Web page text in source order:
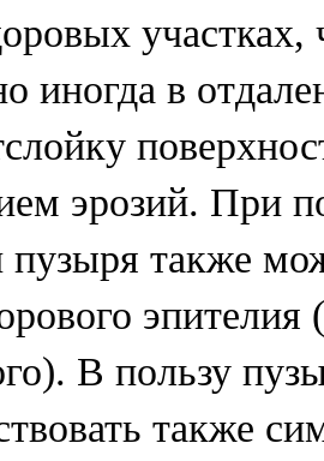
участках,
иногда в
эрозий. При
также
эпителия
В пользу
также